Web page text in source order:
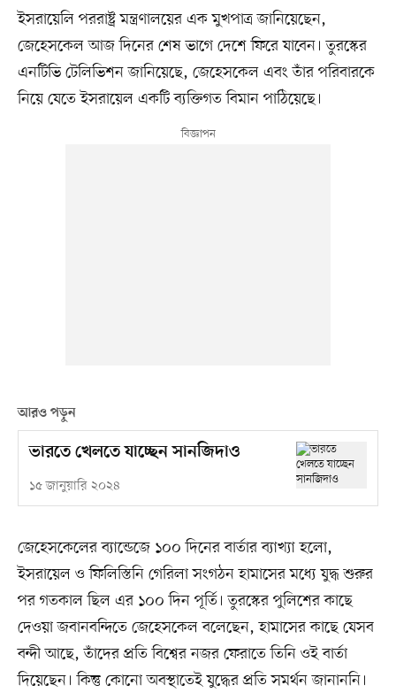
ইসরায়েলি পররাষ্ট্র মন্ত্রণালয়ের এক মুখপাত্র জানিয়েছেন,
জেহেসকেল আজ দিনের শেষ ভাগে দেশে ফিরে যাবেন। তুরস্কের
এনটিভি টেলিভিশন জানিয়েছে, জেহেসকেল এবং তাঁর পরিবারকে
নিয়ে যেতে ইসরায়েল একটি ব্যক্তিগত বিমান পাঠিয়েছে।
আরও পড়ুন
ভারতে খেলতে যাচ্ছেন সানজিদাও
১৫ জানুয়ারি ২০২৪
জেহেসকেলের ব্যান্ডেজে ১০০ দিনের বার্তার ব্যাখ্যা হলো,
ইসরায়েল ও ফিলিস্তিনি গেরিলা সংগঠন হামাসের মধ্যে যুদ্ধ শুরুর
পর গতকাল ছিল এর ১০০ দিন পূর্তি। তুরস্কের পুলিশের কাছে
দেওয়া জবানবন্দিতে জেহেসকেল বলেছেন, হামাসের কাছে যেসব
বন্দী আছে, তাঁদের প্রতি বিশ্বের নজর ফেরাতে তিনি ওই বার্তা
দিয়েছেন। কিন্তু কোনো অবস্থাতেই যুদ্ধের প্রতি সমর্থন জানাননি।